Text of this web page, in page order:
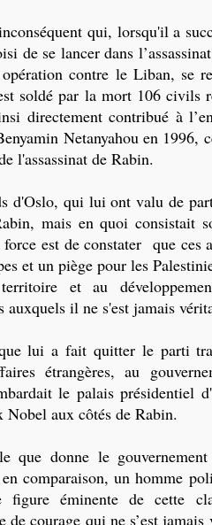
qui, lorsqu'il a
de se lancer dans
contre le Liban, se
soldé par la mort 106 civils
directement contribué à
Netanyahou en 1996,
l'assassinat de Rabin.
d'Oslo, qui lui ont valu de
mais en quoi consistait
est de constater que ces
et un piège pour les
et au
auxquels il ne s'est jamais
lui a fait quitter le parti
étrangères, au
le palais présidentiel
aux côtés de Rabin.
que donne le
comparaison, un homme
éminente de cette
de courage qui ne s’est jamais